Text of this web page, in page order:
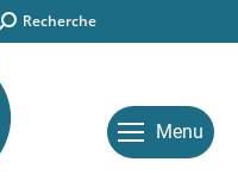
Search:Recherche
Menu